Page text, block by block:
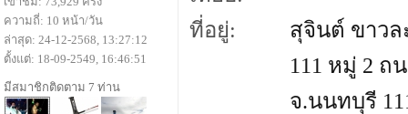
ที่อยู่:
สุจินต์ ขาวล
111 หมู่ 2 ถ
จ.นนทบุรี
ความถี่: 10 หน้า/วัน
ล่าสุด: 24-12-2568, 13:27:12
ตั้งแต่: 18-09-2549, 16:46:51
มีสมาชิกติดตาม 7 ท่าน